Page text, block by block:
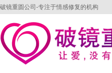
破镜重圆公司-专注于情感修复的机构